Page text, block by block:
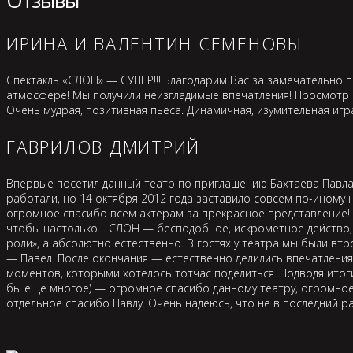
ИРИНА И ВАЛЕНТИН СЕМЕНОВЫ
Спектакль «СЛОН» — СУПЕР!!! Благодарим Вас за замечательно
атмосфере! Мы получили неизгладимые впечатления! Просмотр
Очень мудрая, позитивная пьеса. Динамичная, изумительная
ГАВРИЛОВ ДМИТРИЙ
Впервые посетил данный театр по приглашению Бахтаева
работали, но 14 октября 2012 года заставило совсем по-иному
огромное спасибо всем актерам за прекрасное
чтобы настолько… СЛОН — бесподобное, искрометное
роли», а абсолютно естественно. В гостях у театра мы были
— Павел. После окончания — естественно делились
моментов, которыми хотелось тотчас поделиться. Подводя
бы еще многое) — огромное спасибо данному театру,
отдельное спасибо Павлу. Очень надеюсь, что не в последний